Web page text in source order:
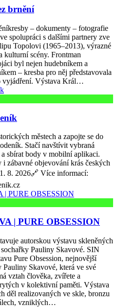
brnění
– dokumenty – fotografie
spolupráci s dalšími partnery zve
Topolovi (1965–2013), výrazné
kulturní scény. Frontman
byl nejen hudebníkem a
– kresba pro něj představovala
vyjádření. Výstava Král…
městech a zapojte se do
Stačí navštívit vybraná
sbírat body v mobilní aplikaci.
zábavné objevování krás českých
8. 2026🔗 Více informací:
| PURE OBSESSION
autorskou výstavu skleněných
Pauliny Skavové. SIN
Pure Obsession, nejnovější
Skavové, která ve své
vztah člověka, zvířete a
v kolektivní paměti. Výstava
děl realizovaných ve skle, bronzu
vzniklých…